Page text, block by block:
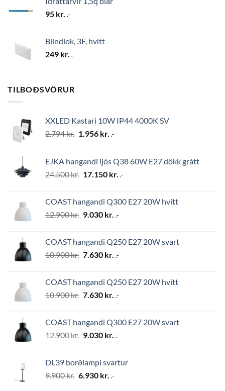
95 kr. .-
Blindlok, 3F, hvítt
249 kr. .-
TILBOÐSVÖRUR
XXLED Kastari 10W IP44 4000K SV
2.794kr. Original
2.794 kr..
1.956 kr. Current
1.956 kr..
.-
EJKA hangandi ljós Q38 60W E27 dökk grátt
24.500kr. Original
24.500 kr..
17.150 kr. Current
17.150 kr..
.-
COAST hangandi Q300 E27 20W hvítt
12.900kr. Original
12.900 kr..
9.030 kr. Current
9.030 kr..
.-
COAST hangandi Q250 E27 20W svart
10.900kr. Original
10.900 kr..
7.630 kr. Current
7.630 kr..
.-
COAST hangandi Q250 E27 20W hvítt
10.900kr. Original
10.900 kr..
7.630 kr. Current
7.630 kr..
.-
COAST hangandi Q300 E27 20W svart
12.900kr. Original
12.900 kr..
9.030 kr. Current
9.030 kr..
.-
DL39 borðlampi svartur
9.900kr. Original
6.930 kr. Current
.-